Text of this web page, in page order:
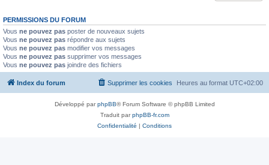
PERMISSIONS DU FORUM
Vous ne pouvez pas poster de nouveaux sujets
Vous ne pouvez pas répondre aux sujets
Vous ne pouvez pas modifier vos messages
Vous ne pouvez pas supprimer vos messages
Vous ne pouvez pas joindre des fichiers
Index du forum Heures au format UTC+02:00
Supprimer les cookies
Développé parphpBB® Forum Software © phpBB Limited
Traduit parphpBB-fr.com
Confidentialité | Conditions